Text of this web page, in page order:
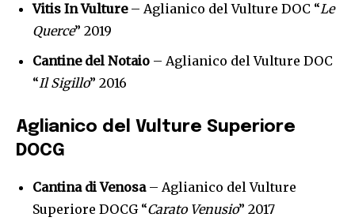
Vitis In Vulture– Aglianico del Vulture DOC “Le
Querce” 2019
Cantine del Notaio – Aglianico del Vulture DOC
“Il Sigillo” 2016
Aglianico del Vulture Superiore
DOCG
Cantina di Venosa– Aglianico del Vulture
Superiore DOCG “Carato Venusio” 2017